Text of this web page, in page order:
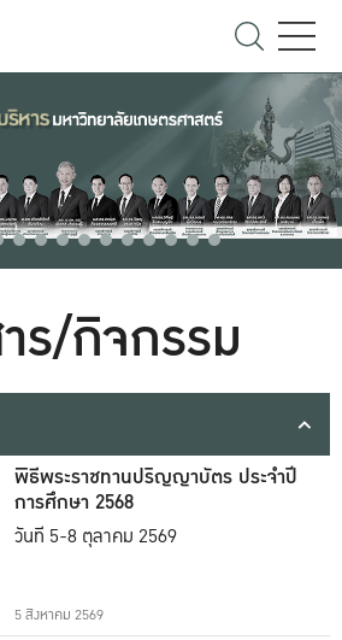
ร/กิจกรรม
พิธีพระราชทานปริญญาบัตร ประจำปี
การศึกษา 2568
วันที่ 5-8 ตุลาคม 2569
5 สิงหาคม 2569